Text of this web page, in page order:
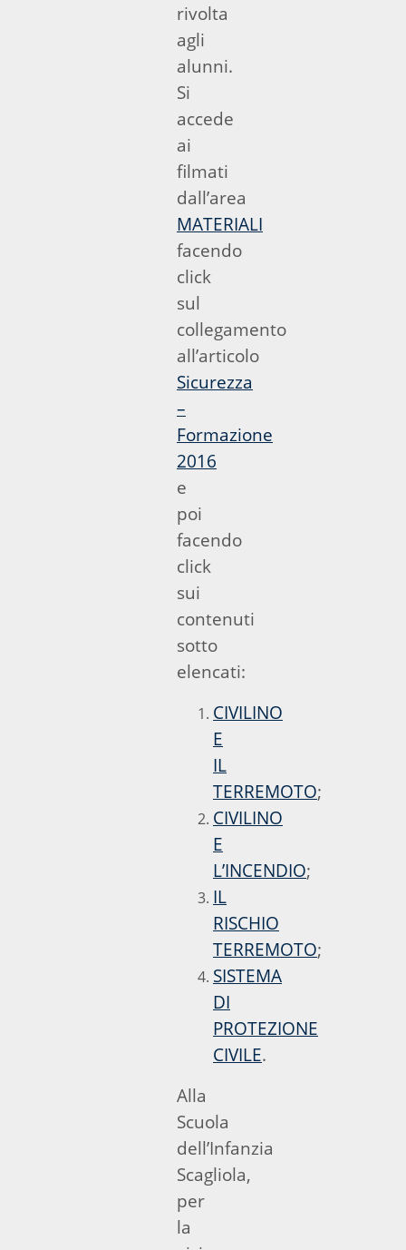
rivolta
agli
alunni.
Si
accede
ai
filmati
dall’area
MATERIALI
facendo
click
sul
collegamento
all’articolo
Sicurezza
–
Formazione
2016
e
poi
facendo
click
sui
contenuti
sotto
elencati:
CIVILINO
E
IL
TERREMOTO;
CIVILINO
E
L’INCENDIO;
IL
RISCHIO
TERREMOTO;
SISTEMA
DI
PROTEZIONE
CIVILE.
Alla
Scuola
dell’Infanzia
Scagliola,
per
la